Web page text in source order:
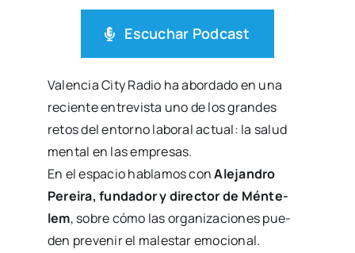
Escu­char Pod­cast
Valen­cia City Radio ha abor­da­do en una
recien­te entre­vis­ta uno de los gran­des
retos del entorno labo­ral actual: la salud
men­tal en las empre­sas.
En el espa­cio habla­mos conAle­jan­dro
Perei­ra, fun­da­dor y direc­tor de Mén­te­
lem, sobre cómo las orga­ni­za­cio­nes pue­
den pre­ve­nir el males­tar emo­cio­nal.